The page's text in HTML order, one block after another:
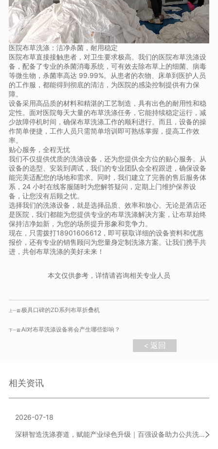
医院布草洗涤：洁净杀菌，耐用稳定
医院布草直接接触患者，对卫生要求极高。我们的医院布草洗涤设
备，配备了专业的杀菌消毒系统，可有效去除布草上的细菌、病毒
等微生物，杀菌率高达 99.99%。从患者的衣物、床单到医护人员
的工作服，都能得到彻底的清洁，为医院的感染控制提供有力保
障。
设备采用高品质的材料和精湛的工艺制造，具有出色的耐用性和稳
定性。面对医院每天大量的布草洗涤任务，它能持续稳定运行，减
少故障停机时间，确保布草洗涤工作的顺利进行。而且，设备的操
作简单便捷，工作人员只需简单培训即可熟练掌握，提高工作效
率。
贴心服务，全程无忧
我们不仅提供优质的洗涤设备，还为您提供全方位的贴心服务。从
设备的选型、安装到调试，我们的专业团队会全程跟进，确保设备
能完美适配您的场地和需求。同时，我们建立了完善的售后服务体
系，24 小时在线客服随时为您解答疑问，定期上门维护保养设
备，让您没有后顾之忧。
选择我们的洗涤设备，就是选择品质、效率和放心。无论是酒店还
是医院，我们都能为您提供专业的布草洗涤解决方案，让布草始终
保持洁净如新，为您的场所提升形象和竞争力。
现在，只需拨打18901606612，即可获取详细的设备资料和优惠
报价，还有专业的销售顾问为您量身定制洗涤方案。让我们携手共
进，共创布草洗涤的美好未来！
本文仅供参考，详情请咨询相关专业人员
上一篇:极具口碑的ZD系列布草折叠机
下一篇:AI对布草洗涤设备将会产生哪些影响？
< 返回
相关资讯
2026-07-18
深耕智造洗涤赛道，赋能产业绿色升级｜百强设备助力公共洗涤行业高质量发展